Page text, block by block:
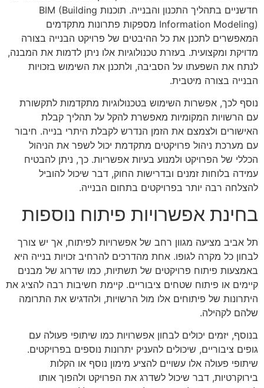
חדשניים בתהליך התכנון והבנייה. תוכנות BIM (Building
Information Modeling) מספקות פתרונות מתקדמים
המאפשרים לתכנן את כל ההיבטים של פרויקט הבנייה בצורה
מדויקת ומקצועית. בעזרת טכנולוגיות אלו ניתן לדמות את המבנה,
לנתח את השפעתו על הסביבה, ולתכנן את השימוש בזכויות
הבנייה בצורה מיטבית.
נוסף לכך, אפשרות השימוש בטכנולוגיות מתקדמות לתקשורת
עם הרשויות המקומיות מאפשרת להקל על תהליך קבלת
האישורים ולצמצם את הזמן הנדרש לקבלת היתרי בנייה. חיבור
עם מערכת ניהול פרויקטים מתקדמת יכול לשפר את הניהול
הכללי של הפרויקט ולמנוע בעיות אפשריות. כך, ניתן להבטיח
עמידה בלוחות זמנים ובדרישות החוק, דבר שיכול להוביל
להצלחה רבה יותר בפרויקטים בתחום הבנייה.
בחינת אפשרויות פיתוח נוספות
תל אביב מציעה מגוון רחב של אפשרויות לפיתוח, אך יש צורך
לבחון כל מקרה לגופו. אחת מהדרכים להרחיב זכויות בנייה היא
באמצעות פיתוח פרויקטים של תשתיות, כמו שדרוג של מבנים
קיימים או פיתוח שטחים ציבוריים. קיימת חשיבות רבה להציג את
היתרונות של פיתוחים אלו מול הרשויות, ולהדגיש את התרומה
שלהם לקהילה.
בנוסף, יזמים יכולים לבחון אפשרויות כמו שיתופי פעולה עם
גופים ציבוריים, שיכולים להעניק יתרונות נוספים בפרויקטים.
שיתופי פעולה אלו עשויים להציע מימון נוסף או הקלות
בירוקרטיות, דבר שיכול לשדרג את הפרויקט ולהפוך אותו